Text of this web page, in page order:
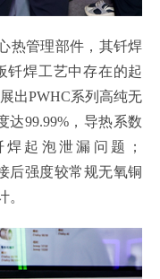
热管理部件，其钎焊
钎焊工艺中存在的起
出PWHC系列高纯无
达99.99%，导热系数
焊起泡泄漏问题；
后强度较常规无氧铜
。